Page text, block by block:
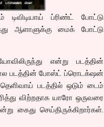
டிவிடியாய் ப்ரிண்ட் போட்டு
ஆளாளுக்கு மைக் போட்டு
என்று படத்தின்
படத்தின் போஸ்ட் ப்ரொடக்‌ஷன்
தெளிவாய் படத்தில் ஒடும் டைம்
விற்றதாக யாரோ ஒருவரை
கைது செய்திருக்கிறார்கள்.